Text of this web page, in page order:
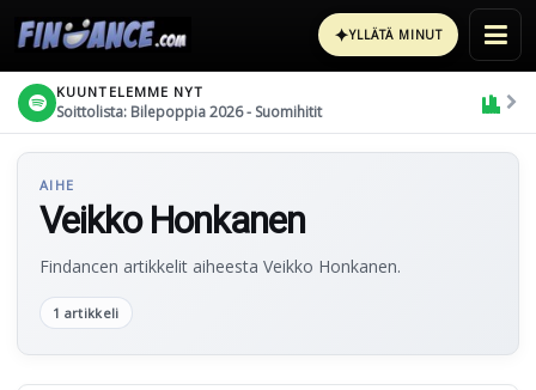
✦YLLÄTÄ MINUT
KUUNTELEMME NYT
Soittolista: Bilepoppia 2026 - Suomihitit
AIHE
Veikko Honkanen
Findancen artikkelit aiheesta Veikko Honkanen.
1 artikkeli